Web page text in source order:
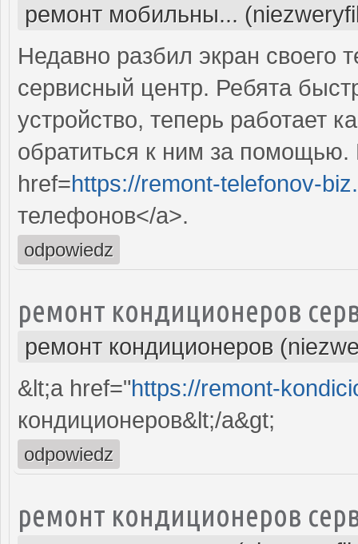
ремонт мобильны...
Недавно разбил экран своего
сервисный центр. Ребята
устройство, теперь работает
обратиться к ним за помощью.
href=https://remont-telefonov-
телефонов</a>.
odpowiedz
ремонт кондиционеров
ремонт кондиционеров
&lt;a href="https://remont-
кондиционеров&lt;/a&gt;
odpowiedz
ремонт кондиционеров